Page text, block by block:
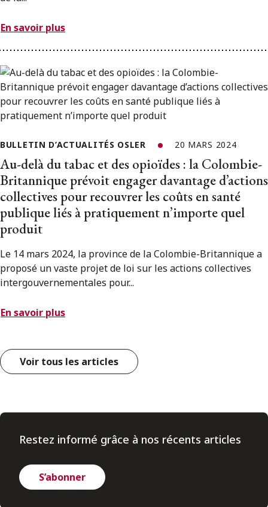
En savoir plus
BULLETIN D’ACTUALITÉS OSLER 20 MARS 2024
Au-delà du tabac et des opioïdes : la Colombie-
Britannique prévoit engager davantage d’actions
collectives pour recouvrer les coûts en santé
publique liés à pratiquement n’importe quel
produit
Le 14 mars 2024, la province de la Colombie-Britannique a
proposé un vaste projet de loi sur les actions collectives
intergouvernementales pour...
En savoir plus
Voir tous les articles
Restez informé grâce à nos récents articles
S’abonner